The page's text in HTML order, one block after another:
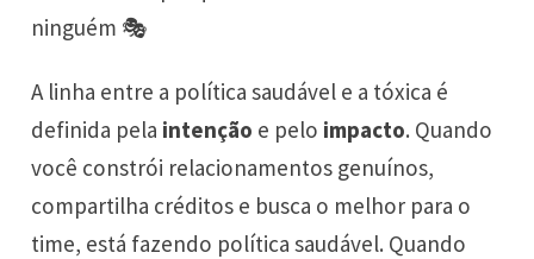
ninguém 🎭
A linha entre a política saudável e a tóxica é
definida pela intenção e pelo impacto. Quando
você constrói relacionamentos genuínos,
compartilha créditos e busca o melhor para o
time, está fazendo política saudável. Quando